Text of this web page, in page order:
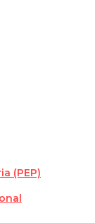
(PEP)